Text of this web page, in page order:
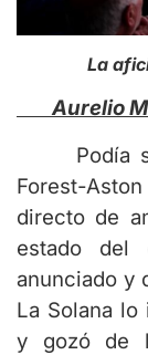
La afición
Aurelio
Podía ser
Forest-
directo de
estado del
anunciado y
La Solana
y gozó de